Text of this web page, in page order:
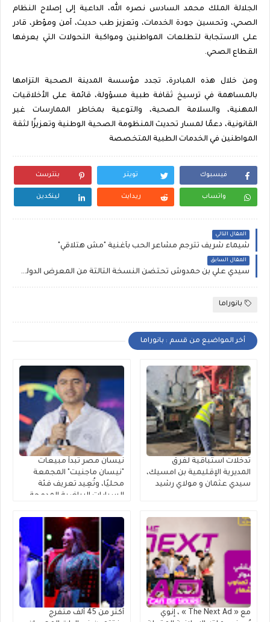
الجلالة الملك محمد السادس نصره الله، الداعية إلى إصلاح النظام
الصحي، وتحسين جودة الخدمات، وتعزيز طب حديث، آمن ومؤطر، قادر
على الاستجابة لتطلعات المواطنين ومواكبة التحولات التي يعرفها
القطاع الصحي.
ومن خلال هذه المبادرة، تجدد مؤسسة المدينة الصحية التزامها
بالمساهمة في ترسيخ ثقافة طبية مسؤولة، قائمة على الأخلاقيات
المهنية، والسلامة الصحية، والتوعية بمخاطر الممارسات غير
القانونية، دعمًا لمسار تحديث المنظومة الصحية الوطنية وتعزيزًا لثقة
المواطنين في الخدمات الطبية المتخصصة
فيسبوك تويتر بنترست
واتساب ريدايت لينكدين
المقال التالي
شيماء شريف تترجم مشاعر الحب بأغنية "مش هتلاقي"
المقال السابق
سيدي علي بن حمدوش تحتضن النسخة الثالثة من المعرض الدولي لتربية المواشي والفلاحة من 14 إلى 16 ماي 2026 تحت شعار: “تأهيل القطيع والأمن الغذائي”
بانوراما
أخر المواضيع من قسم : بانوراما
تدخلات استباقية لفرق
المديرية الإقليمية بن امسيك،
سيدي عثمان و مولاي رشيد
نيسان مصر تبدأ مبيعات
"نيسان ماجنيت" المجمعة
محليًا، وتُعِيد تعريف فئة
السيارات الرياضية المدمجة
مع « The Next Ad » ، إنوي
أكثر من 45 ألف متفرج